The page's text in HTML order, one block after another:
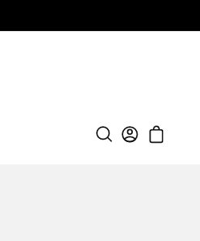
Connexion
Panier